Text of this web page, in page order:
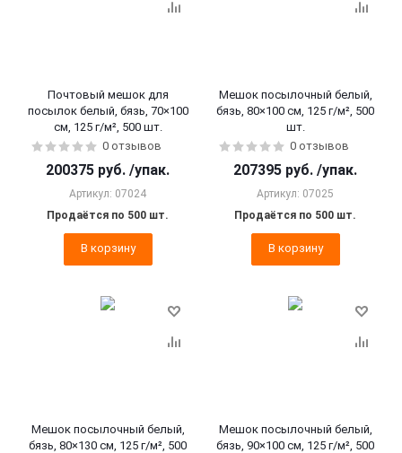
Почтовый мешок для
посылок белый, бязь, 70×100
см, 125 г/м², 500 шт.
0 отзывов
200375 руб. /упак.
Артикул: 07024
Продаётся по 500 шт.
В корзину
Мешок посылочный белый,
бязь, 80×100 см, 125 г/м², 500
шт.
0 отзывов
207395 руб. /упак.
Артикул: 07025
Продаётся по 500 шт.
В корзину
Мешок посылочный белый,
бязь, 80×130 см, 125 г/м², 500
Мешок посылочный белый,
бязь, 90×100 см, 125 г/м², 500